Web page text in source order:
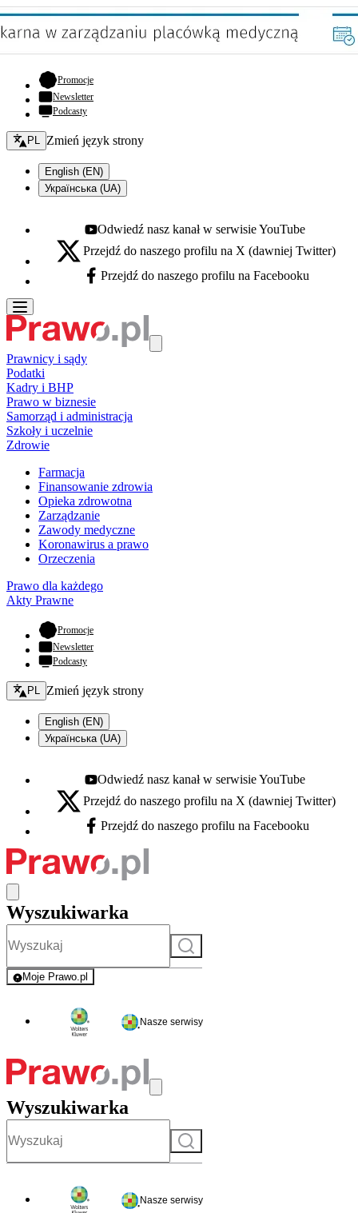
Promocje- otwiera się w nowej karcie
Newsletter
Podcasty
Zmień język - bieżący:
PL Zmień język strony
English (EN)
Українська (UA)
Youtube - otwiera się w nowej karcie
Odwiedź nasz kanał w serwisie YouTube
X - otwiera się w nowej karcie
Przejdź do naszego profilu na X (dawniej Twitter)
Facebook - otwiera się w nowej karcie
Przejdź do naszego profilu na Facebooku
Prawnicy i sądy
Podatki
Kadry i BHP
Prawo w biznesie
Samorząd i administracja
Szkoły i uczelnie
Zdrowie
Farmacja
Finansowanie zdrowia
Opieka zdrowotna
Zarządzanie
Zawody medyczne
Koronawirus a prawo
Orzeczenia
Prawo dla każdego
Akty Prawne
Promocje- otwiera się w nowej karcie
Newsletter
Podcasty
Zmień język - bieżący:
PL Zmień język strony
English (EN)
Українська (UA)
Youtube - otwiera się w nowej karcie
Odwiedź nasz kanał w serwisie YouTube
X - otwiera się w nowej karcie
Przejdź do naszego profilu na X (dawniej Twitter)
Facebook - otwiera się w nowej karcie
Przejdź do naszego profilu na Facebooku
Wyszukiwarka
Szukaj
Moje Prawo.pl
- rejestracja i logowanie do serwisu
Nasze serwisy
Wyszukiwarka
Szukaj
Nasze serwisy